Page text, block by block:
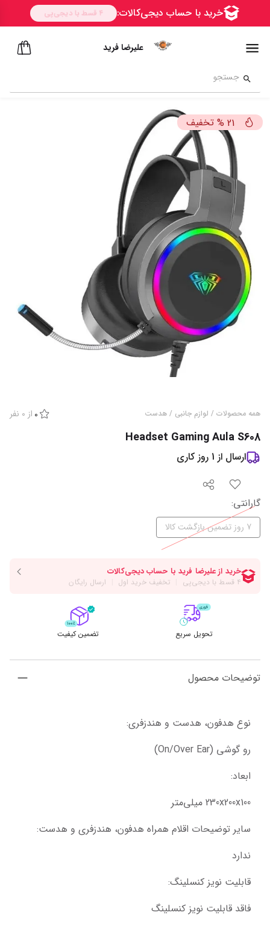
علیرضا فرید
21
% تخفیف
همه محصولات / لوازم جانبی / هدست 0 از 0 نفر
Headset Gaming Aula S608
ارسال از 1 روز کاری
گارانتی‌:
7 روز تضمین بازگشت کالا
تحویل سریع تضمین کیفیت
توضیحات محصول
نوع هدفون، هدست و هندزفری:
رو گوشی (On/Over Ear)
ابعاد:
230x200x100 میلی‌متر
سایر توضیحات اقلام همراه هدفون، هندزفری و هدست:
ندارد
قابلیت نویز کنسلینگ:
فاقد قابلیت نویز کنسلینگ